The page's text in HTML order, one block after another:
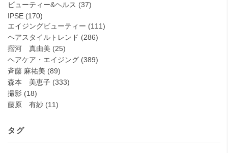
ビューティー&ヘルス (37)
IPSE (170)
エイジングビューティー (111)
ヘアスタイルトレンド (286)
摺河 真由美 (25)
ヘアケア・エイジング (389)
斉藤 麻祐美 (89)
森本 美恵子 (333)
撮影 (18)
藤原 有紗 (11)
タグ